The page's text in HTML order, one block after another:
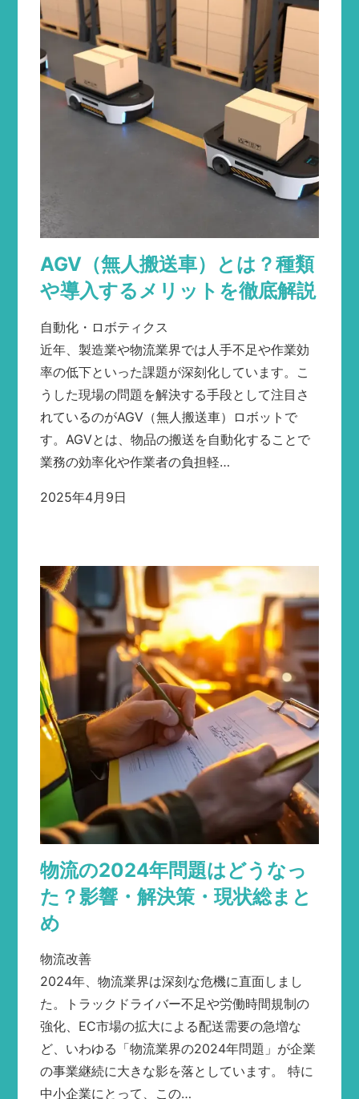
AGV（無人搬送車）とは？種類
や導入するメリットを徹底解説
自動化・ロボティクス
近年、製造業や物流業界では人手不足や作業効
率の低下といった課題が深刻化しています。こ
うした現場の問題を解決する手段として注目さ
れているのがAGV（無人搬送車）ロボットで
す。AGVとは、物品の搬送を自動化することで
業務の効率化や作業者の負担軽…
2025年4月9日
物流の2024年問題はどうなっ
た？影響・解決策・現状総まと
め
物流改善
2024年、物流業界は深刻な危機に直面しまし
た。トラックドライバー不足や労働時間規制の
強化、EC市場の拡大による配送需要の急増な
ど、いわゆる「物流業界の2024年問題」が企業
の事業継続に大きな影を落としています。 特に
中小企業にとって、この…